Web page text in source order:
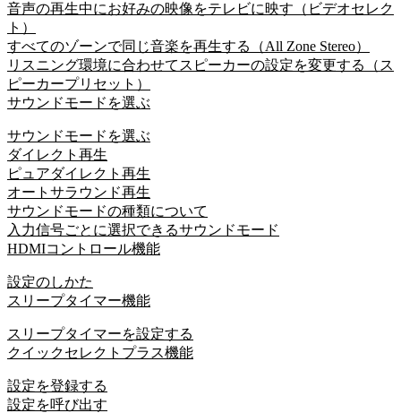
音声の再生中にお好みの映像をテレビに映す（ビデオセレク
ト）
すべてのゾーンで同じ音楽を再生する（All Zone Stereo）
リスニング環境に合わせてスピーカーの設定を変更する（ス
ピーカープリセット）
サウンドモードを選ぶ
サウンドモードを選ぶ
ダイレクト再生
ピュアダイレクト再生
オートサラウンド再生
サウンドモードの種類について
入力信号ごとに選択できるサウンドモード
HDMIコントロール機能
設定のしかた
スリープタイマー機能
スリープタイマーを設定する
クイックセレクトプラス機能
設定を登録する
設定を呼び出す